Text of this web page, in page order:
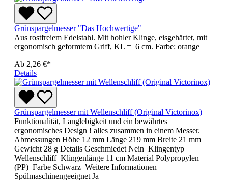
Grünspargelmesser "Das Hochwertige"
Aus rostfreiem Edelstahl. Mit hohler Klinge, eisgehärtet, mit
ergonomisch geformtem Griff, KL = 6 cm. Farbe: orange
Ab 2,26 €*
Details
Grünspargelmesser mit Wellenschliff (Original Victorinox)
Funktionalität, Langlebigkeit und ein bewährtes
ergonomisches Design ! alles zusammen in einem Messer.
Abmessungen Höhe 12 mm Länge 219 mm Breite 21 mm
Gewicht 28 g Details Geschmiedet Nein Klingentyp
Wellenschliff Klingenlänge 11 cm Material Polypropylen
(PP) Farbe Schwarz Weitere Informationen
Spülmaschinengeeignet Ja